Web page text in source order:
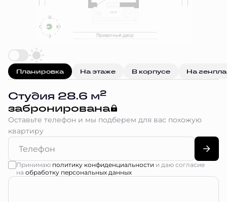
Планировка На этаже В корпусе На
Студия 28.6 м2
забронирована
Оставьте телефон и мы подберем для вас похожую
квартиру
Принимаю политику конфиденциальности и даю согласие
на обработку персональных данных